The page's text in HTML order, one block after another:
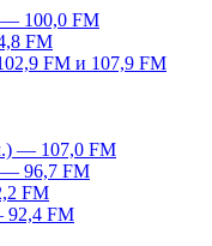
— 100,0 FM
FM
FM и 107,9 FM
— 107,0 FM
— 96,7 FM
FM
92,4 FM